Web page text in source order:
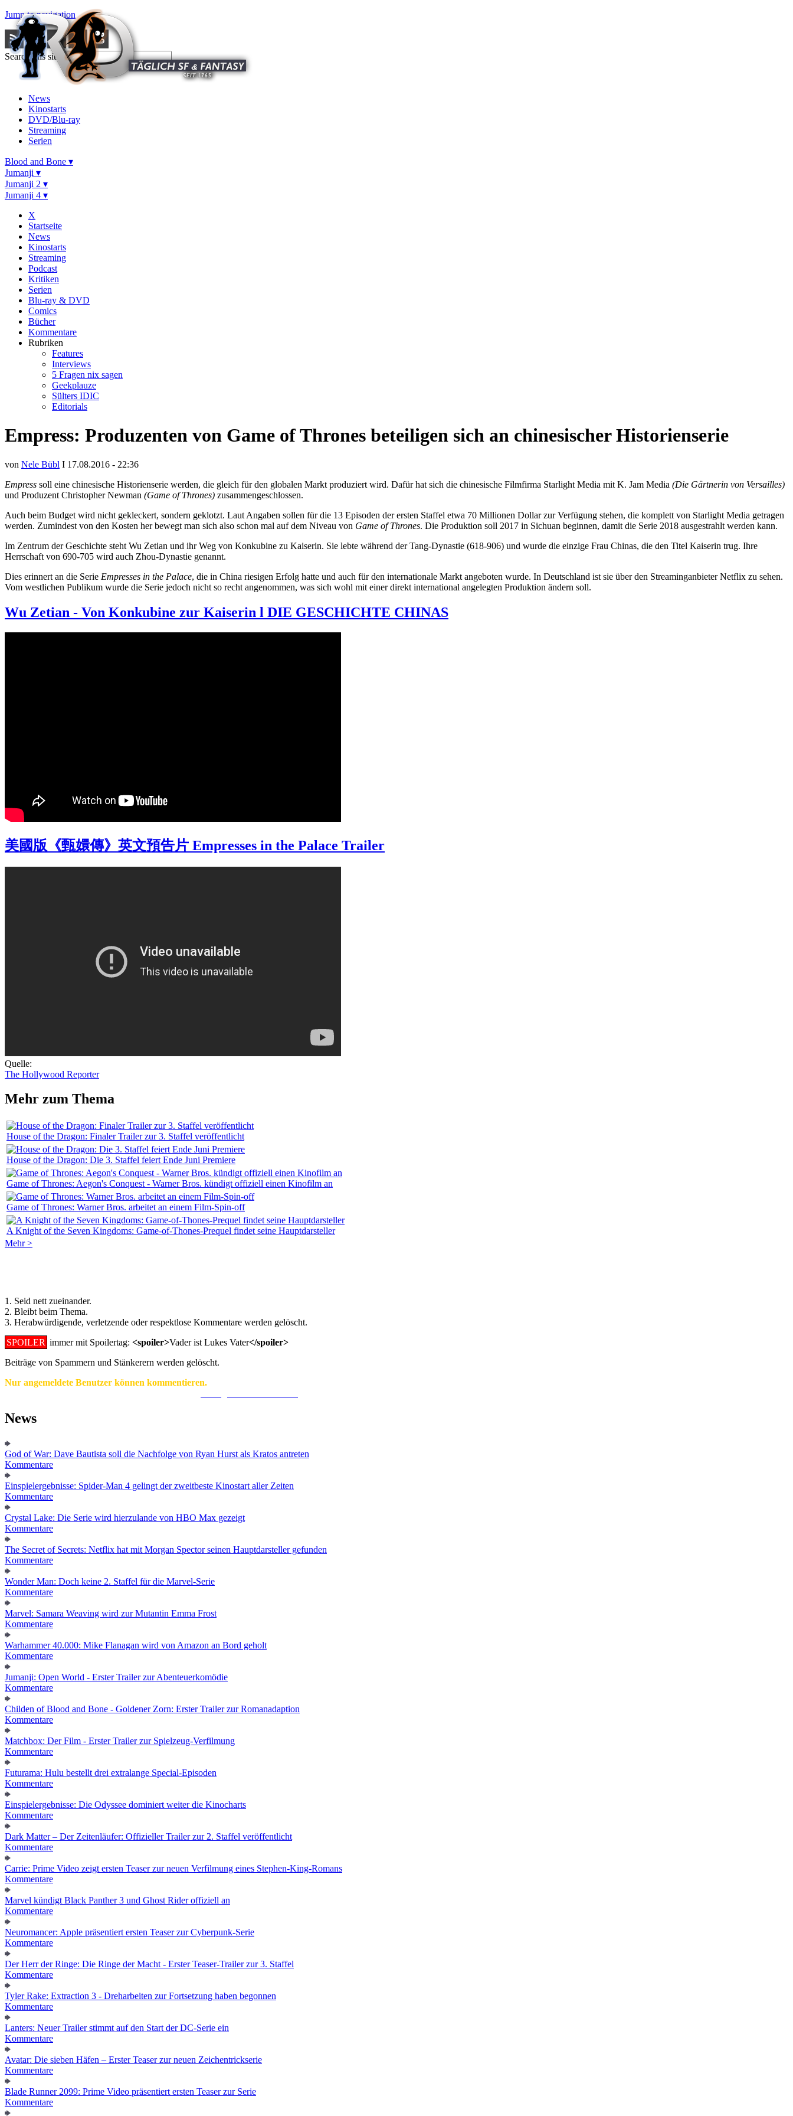
Jump to navigation
Search this site
News
Kinostarts
DVD/Blu-ray
Streaming
Serien
Blood and Bone ▾
Jumanji ▾
Jumanji 2 ▾
Jumanji 4 ▾
X
Startseite
News
Kinostarts
Streaming
Podcast
Kritiken
Serien
Blu-ray & DVD
Comics
Bücher
Kommentare
Rubriken
Features
Interviews
5 Fragen nix sagen
Geekplauze
Sülters IDIC
Editorials
Empress: Produzenten von Game of Thrones beteiligen sich an chinesischer Historienserie
von Nele Bübl I 17.08.2016 - 22:36
Empress soll eine chinesische Historienserie werden, die gleich für den globalen Markt produziert wird. Dafür hat sich die chinesische Filmfirma Starlight Media mit K. Jam Media (Die Gärtnerin von Versailles)
und Produzent Christopher Newman (Game of Thrones) zusammengeschlossen.
Auch beim Budget wird nicht gekleckert, sondern geklotzt. Laut Angaben sollen für die 13 Episoden der ersten Staffel etwa 70 Millionen Dollar zur Verfügung stehen, die komplett von Starlight Media getragen
werden. Zumindest von den Kosten her bewegt man sich also schon mal auf dem Niveau von Game of Thrones. Die Produktion soll 2017 in Sichuan beginnen, damit die Serie 2018 ausgestrahlt werden kann.
Im Zentrum der Geschichte steht Wu Zetian und ihr Weg von Konkubine zu Kaiserin. Sie lebte während der Tang-Dynastie (618-906) und wurde die einzige Frau Chinas, die den Titel Kaiserin trug. Ihre
Herrschaft von 690-705 wird auch Zhou-Dynastie genannt.
Dies erinnert an die Serie Empresses in the Palace, die in China riesigen Erfolg hatte und auch für den internationale Markt angeboten wurde. In Deutschland ist sie über den Streaminganbieter Netflix zu sehen.
Vom westlichen Publikum wurde die Serie jedoch nicht so recht angenommen, was sich wohl mit einer direkt international angelegten Produktion ändern soll.
Wu Zetian - Von Konkubine zur Kaiserin l DIE GESCHICHTE CHINAS
美國版《甄嬛傳》英文預告片 Empresses in the Palace Trailer
Quelle:
The Hollywood Reporter
Mehr zum Thema
House of the Dragon: Finaler Trailer zur 3. Staffel veröffentlicht
House of the Dragon: Die 3. Staffel feiert Ende Juni Premiere
Game of Thrones: Aegon's Conquest - Warner Bros. kündigt offiziell einen Kinofilm an
Game of Thrones: Warner Bros. arbeitet an einem Film-Spin-off
A Knight of the Seven Kingdoms: Game-of-Thones-Prequel findet seine Hauptdarsteller
Mehr >
1. Seid nett zueinander.
2. Bleibt beim Thema.
3. Herabwürdigende, verletzende oder respektlose Kommentare werden gelöscht.
SPOILER immer mit Spoilertag: <spoiler>Vader ist Lukes Vater</spoiler>
Beiträge von Spammern und Stänkerern werden gelöscht.
Nur angemeldete Benutzer können kommentieren.
News
God of War: Dave Bautista soll die Nachfolge von Ryan Hurst als Kratos antreten
Kommentare
Einspielergebnisse: Spider-Man 4 gelingt der zweitbeste Kinostart aller Zeiten
Kommentare
Crystal Lake: Die Serie wird hierzulande von HBO Max gezeigt
Kommentare
The Secret of Secrets: Netflix hat mit Morgan Spector seinen Hauptdarsteller gefunden
Kommentare
Wonder Man: Doch keine 2. Staffel für die Marvel-Serie
Kommentare
Marvel: Samara Weaving wird zur Mutantin Emma Frost
Kommentare
Warhammer 40.000: Mike Flanagan wird von Amazon an Bord geholt
Kommentare
Jumanji: Open World - Erster Trailer zur Abenteuerkomödie
Kommentare
Childen of Blood and Bone - Goldener Zorn: Erster Trailer zur Romanadaption
Kommentare
Matchbox: Der Film - Erster Trailer zur Spielzeug-Verfilmung
Kommentare
Futurama: Hulu bestellt drei extralange Special-Episoden
Kommentare
Einspielergebnisse: Die Odyssee dominiert weiter die Kinocharts
Kommentare
Dark Matter – Der Zeitenläufer: Offizieller Trailer zur 2. Staffel veröffentlicht
Kommentare
Carrie: Prime Video zeigt ersten Teaser zur neuen Verfilmung eines Stephen-King-Romans
Kommentare
Marvel kündigt Black Panther 3 und Ghost Rider offiziell an
Kommentare
Neuromancer: Apple präsentiert ersten Teaser zur Cyberpunk-Serie
Kommentare
Der Herr der Ringe: Die Ringe der Macht - Erster Teaser-Trailer zur 3. Staffel
Kommentare
Tyler Rake: Extraction 3 - Dreharbeiten zur Fortsetzung haben begonnen
Kommentare
Lanters: Neuer Trailer stimmt auf den Start der DC-Serie ein
Kommentare
Avatar: Die sieben Häfen – Erster Teaser zur neuen Zeichentrickserie
Kommentare
Blade Runner 2099: Prime Video präsentiert ersten Teaser zur Serie
Kommentare